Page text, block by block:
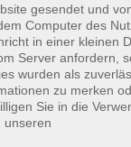
gesendet und
Computer des
in einer kleinen
Server anfordern,
wurden als
zu merken
Sie in die
unseren